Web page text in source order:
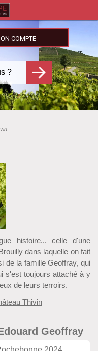
COMPTE
histoire... celle d'une
dans laquelle on fait
de la famille Geoffray, qui
s'est toujours attaché à y
de leurs terroirs.
Thivin
Geoffray